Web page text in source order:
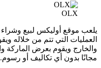
OLX
يلعب موقع أوليكس لبيع
العمليات التي تتم من خلاله
والخارج ويقوم بعرض الماركة
مجانًا بدون أي تكاليف أو رسوم.